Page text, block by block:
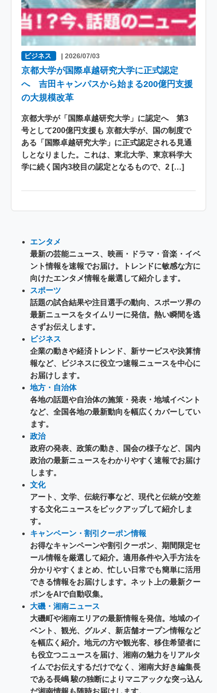
ビジネス |2026/07/03
京都大学が国際卓越研究大学に正式認定
へ 吉田キャンパスから始まる200億円支援
の大規模改革
京都大学が「国際卓越研究大学」に認定へ 第3
号として200億円支援も 京都大学が、国の制度で
ある「国際卓越研究大学」に正式認定される見通
しとなりました。これは、東北大学、東京科学大
学に続く国内3校目の認定となるもので、2 […]
エンタメ
最新の芸能ニュース、映画・ドラマ・音楽・イベ
ント情報を速報でお届け。トレンドに敏感な方に
向けたエンタメ情報を厳選して紹介します。
スポーツ
話題の試合結果や注目選手の動向、スポーツ界の
最新ニュースをタイムリーに発信。熱い瞬間を逃
さずお伝えします。
ビジネス
企業の動きや経済トレンド、新サービスや決算情
報など、ビジネスに役立つ速報ニュースを中心に
お届けします。
地方・自治体
各地の話題や自治体の施策・発表・地域イベント
など、全国各地の最新動向を幅広くカバーしてい
ます。
政治
政府の発表、政策の動き、国会の様子など、国内
政治の最新ニュースをわかりやすく速報でお届け
します。
文化
アート、文学、伝統行事など、現代と伝統が交差
する文化ニュースをピックアップして紹介しま
す。
キャンペーン・割引クーポン情報
お得なキャンペーンや割引クーポン、期間限定セ
ール情報を厳選して紹介。適用条件や入手方法を
分かりやすくまとめ、忙しい日常でも簡単に活用
できる情報をお届けします。ネット上の最新クー
ポンをAIで自動収集。
大磯・湘南ニュース
大磯町や湘南エリアの最新情報を発信。地域のイ
ベント、観光、グルメ、新店舗オープン情報など
を幅広く紹介。地元の方や観光客、移住希望者に
も役立つニュースを届け、湘南の魅力をリアルタ
イムでお伝えするだけでなく、湘南大好き編集長
である長嶋 駿の独断によりマニアックな突っ込ん
だ湘南情報も随時お届けします。